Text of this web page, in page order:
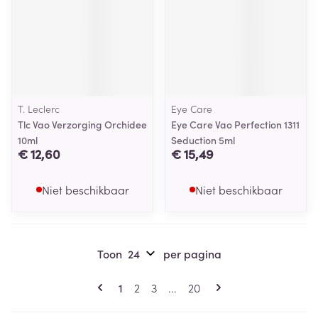
T. Leclerc
Tlc Vao Verzorging Orchidee
10ml
€ 12,60
Niet beschikbaar
Eye Care
Eye Care Vao Perfection 1311
Seduction 5ml
€ 15,49
Niet beschikbaar
Pagina's
U lees momenteel pagina
1 Pagina
2 Pagina
3 ... Pagina
20
Toon per pagina